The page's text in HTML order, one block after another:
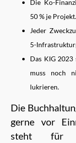
Die Ko-
50 % je Projekt.
Jeder
5-
Das KIG
muss noch
lukrieren.
Die
gerne vor
steht für